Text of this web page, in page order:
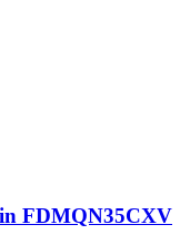
FDMQN35CXV